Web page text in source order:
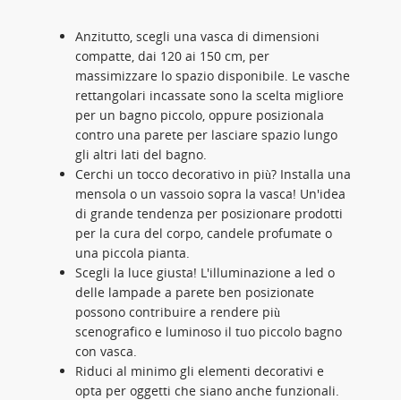
Anzitutto, scegli una vasca di dimensioni
compatte, dai 120 ai 150 cm, per
massimizzare lo spazio disponibile. Le vasche
rettangolari incassate sono la scelta migliore
per un bagno piccolo, oppure posizionala
contro una parete per lasciare spazio lungo
gli altri lati del bagno.
Cerchi un tocco decorativo in più? Installa una
mensola o un vassoio sopra la vasca! Un'idea
di grande tendenza per posizionare prodotti
per la cura del corpo, candele profumate o
una piccola pianta.
Scegli la luce giusta! L'illuminazione a led o
delle lampade a parete ben posizionate
possono contribuire a rendere più
scenografico e luminoso il tuo piccolo bagno
con vasca.
Riduci al minimo gli elementi decorativi e
opta per oggetti che siano anche funzionali.